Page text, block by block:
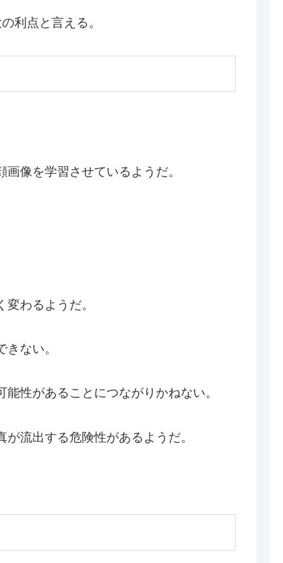
利点と言える。
像を学習させているようだ。
わるようだ。
ない。
性があることにつながりかねない。
流出する危険性があるようだ。